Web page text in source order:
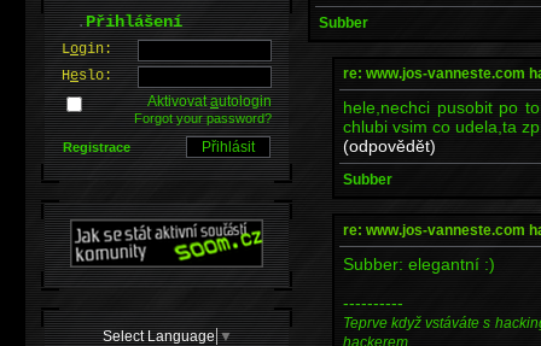
Subber
re: www.jos-vanneste.com
hele,nechci pusobit po
chlubi vsim co udela,ta
(odpovědět)
Subber
re: www.jos-vanneste.com
Subber: elegantní :)
----------
Teprve když vstáváte s
hackerem.
.Přihlášení
Login:
Heslo:
Aktivovatautologin
Forgot your password?
Registrace
Select Language ▼